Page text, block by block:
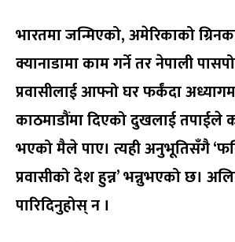
भारतमा जन्मिएको, अमेरिकाको
क्यानाडामा काम गर्ने तर नेपाली
प्रवासीलाई आफ्नो घर फर्कंदा
काठमाडौंमा दिएको दुखलाई तपाईले
भएको मैले पाए। त्यही अनुभूतिसँगै
प्रवासीको देश हुन्न’ भन्नुभएको छ।
पारिदिनुहोस् न ।